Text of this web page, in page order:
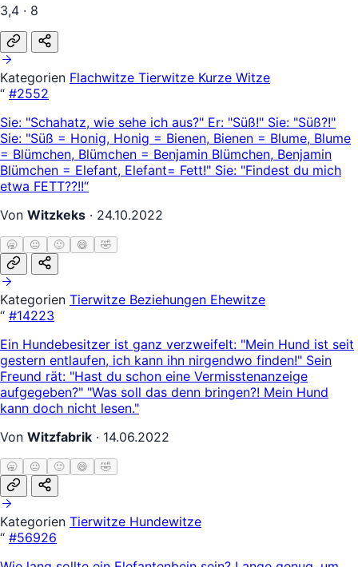
3,4 · 8
Kategorien Flachwitze Tierwitze Kurze Witze
“ #2552
Sie: "Schahatz, wie sehe ich aus?" Er: "Süß!" Sie: "Süß?!"
Sie: "Süß = Honig, Honig = Bienen, Bienen = Blume, Blume
= Blümchen, Blümchen = Benjamin Blümchen, Benjamin
Blümchen = Elefant, Elefant= Fett!" Sie: "Findest du mich
etwa FETT??!!“
Von Witzkeks · 24.10.2022
🥱 😐 🙂 😄 🤣
Kategorien Tierwitze Beziehungen Ehewitze
“ #14223
Ein Hundebesitzer ist ganz verzweifelt: "Mein Hund ist seit
gestern entlaufen, ich kann ihn nirgendwo finden!" Sein
Freund rät: "Hast du schon eine Vermisstenanzeige
aufgegeben?" "Was soll das denn bringen?! Mein Hund
kann doch nicht lesen."
Von Witzfabrik · 14.06.2022
🥱 😐 🙂 😄 🤣
Kategorien Tierwitze Hundewitze
“ #56926